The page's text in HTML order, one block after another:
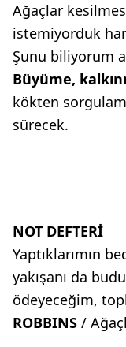
Ağaçlar
istemiyorduk
Şunu biliyorum
Büyüme,
kökten
sürecek.
NOT DEFTERİ
Yaptıklarımın
yakışanı da
ödeyeceğim,
ROBBINS /